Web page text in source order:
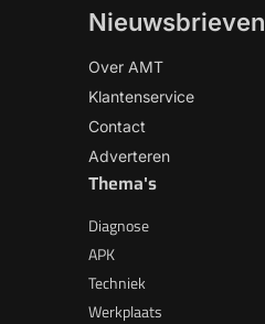
Nieuwsbrieven
Over AMT
Klantenservice
Contact
Adverteren
Thema's
Diagnose
APK
Techniek
Werkplaats